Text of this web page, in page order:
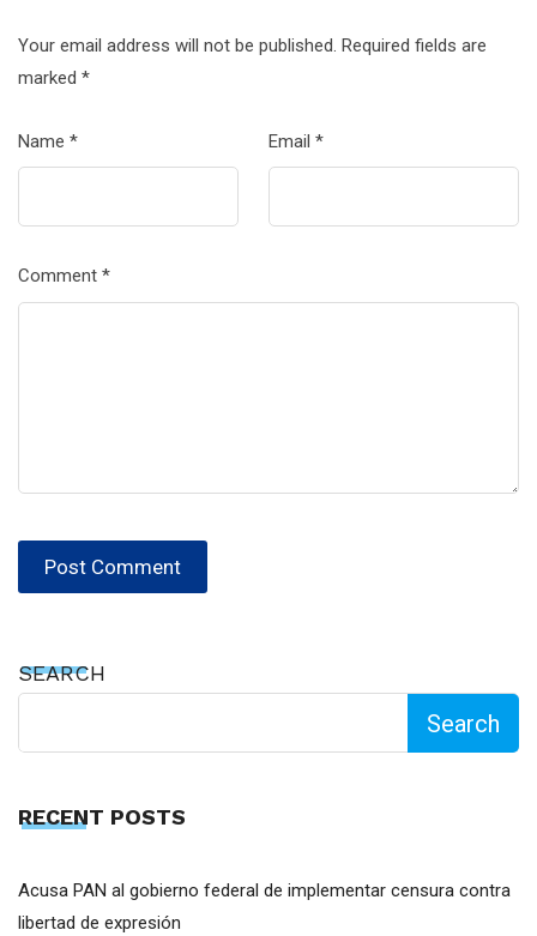
Your email address will not be published. Required fields are
marked *
Name * Email *
Comment *
SEARCH
Search
RECENT POSTS
Acusa PAN al gobierno federal de implementar censura contra
libertad de expresión